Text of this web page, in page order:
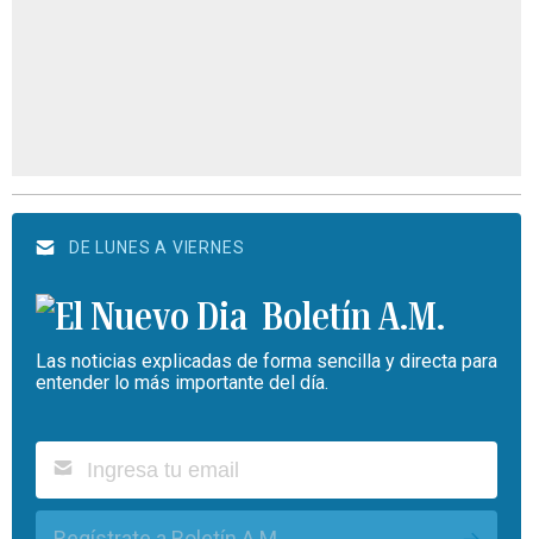
DE LUNES A VIERNES
Boletín A.M.
Las noticias explicadas de forma sencilla y directa para
entender lo más importante del día.